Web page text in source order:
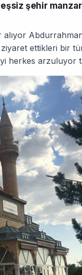
şehir
alıyor
ettikleri bir
herkes arzuluyor